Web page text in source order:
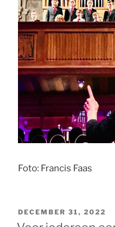
Foto: Francis Faas
GEPLAATST
OP
DECEMBER 31, 2022